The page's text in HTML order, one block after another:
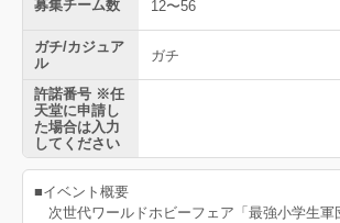
募集チーム数 12〜56
ガチ/カジュア
ル
ガチ
許諾番号 ※任
天堂に申請し
た場合は入力
してください
■イベント概要
次世代ワールドホビーフェア「最強小学生軍